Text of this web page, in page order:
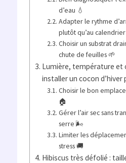
d’eau 💧
Adapter le rythme
plutôt qu’au
Choisir un substrat
chute de feuilles 🌱
Lumière, température et
installer un cocon d’hiver
Choisir le bon
🏠
Gérer l’air sec sans
serre 🌬️
Limiter les
stress 🚚
Hibiscus très défolié :